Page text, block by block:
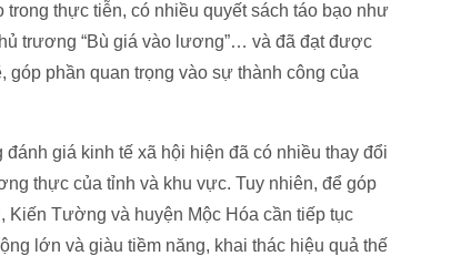
trong thực tiễn, có nhiều quyết sách táo bạo như
trương “Bù giá vào lương”… và đã đạt được
góp phần quan trọng vào sự thành công của
giá kinh tế xã hội hiện đã có nhiều thay đổi
thực của tỉnh và khu vực. Tuy nhiên, để góp
Tường và huyện Mộc Hóa cần tiếp tục
lớn và giàu tiềm năng, khai thác hiệu quả thế